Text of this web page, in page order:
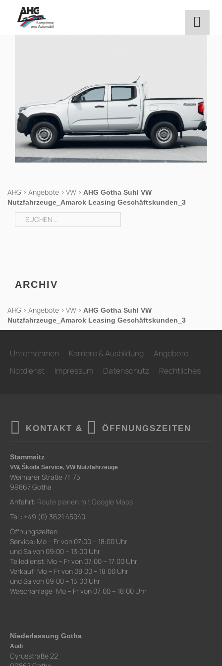
springen
AHG > Angebote > VW > AHG Gotha Suhl VW
Nutzfahrzeuge_Amarok Leasing Geschäftskunden_3
Suchen
nach:
ARCHIV
AHG > Angebote > VW > AHG Gotha Suhl VW
Nutzfahrzeuge_Amarok Leasing Geschäftskunden_3
Unternehmen Karriere & Ausbildung
Angebote
Notdienst
Impressum Datenschutz Rechtliches
KONTAKT & ÖFFNUNGSZEITEN
Stammsitz
VW, Škoda Service, VW Nutzfahrzeuge
Weimarer Straße 71-75
99867 Gotha
Anfahrt: Route planen mit Google Maps
Tel.: +49 (0) 3621 45040
Öffnungszeiten
Service: Mo – Fr von 07:00 – 18:00 Uhr
und Sa von 09:00 – 13:00 Uhr
Teiledienst: Mo – Fr von 07:00 – 17:00 Uhr
Verkauf: Mo – Fr von 08:00 – 18:00 Uhr
und Sa von 09:00 – 13:00 Uhr
Waschanlage: Mo – Fr von 07:00 – 18:00 Uhr
Niederlassung Gotha
Audi
Cyrusstraße 22